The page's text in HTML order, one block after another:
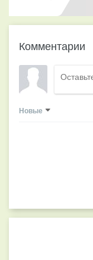
Комментарии
Новые